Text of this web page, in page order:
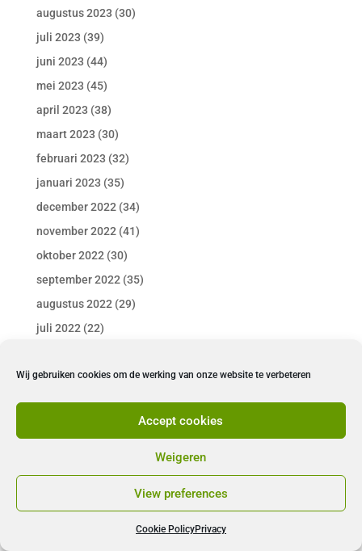
Wij gebruiken cookies om de werking van onze website te verbeteren
Accept cookies
Weigeren
View preferences
Cookie PolicyPrivacy
augustus 2023 (30)
juli 2023 (39)
juni 2023 (44)
mei 2023 (45)
april 2023 (38)
maart 2023 (30)
februari 2023 (32)
januari 2023 (35)
december 2022 (34)
november 2022 (41)
oktober 2022 (30)
september 2022 (35)
augustus 2022 (29)
juli 2022 (22)
mei 2022(33)
april 2022(32)
januari 2022(25)
(25)